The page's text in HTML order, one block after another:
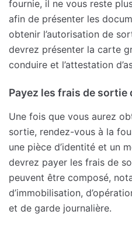
fournie, il ne vous reste
afin de présenter les
obtenir l’autorisation de
devrez présenter la carte
conduire et l’attestation
Payez les frais de sortie
Une fois que vous aurez
sortie, rendez-vous à la
une pièce d’identité et un
devrez payer les frais de
peuvent être composé,
d’immobilisation,
et de garde journalière.